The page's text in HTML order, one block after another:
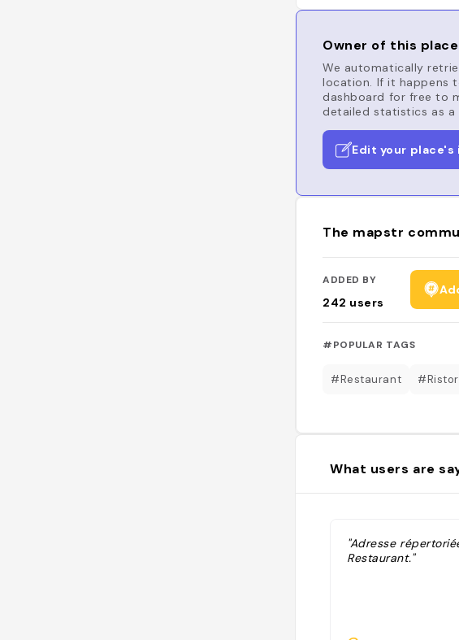
Owner of this place
We automatically
location. If it happens
dashboard for free to
detailed statistics as a
Edit your
The mapstr
ADDED BY
242 users
#POPULAR TAGS
#Restaurant
What users are
"Adresse
Restaurant."